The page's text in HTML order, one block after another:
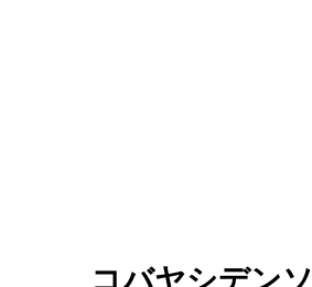
コバヤシデン